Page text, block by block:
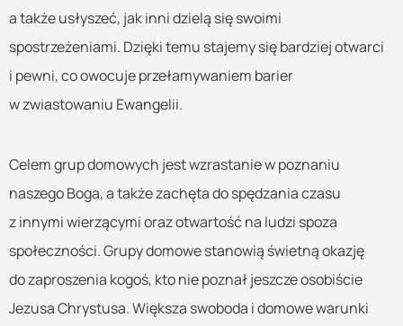
a także usłyszeć, jak inni dzielą się swoimi
spostrzeżeniami. Dzięki temu stajemy się bardziej otwarci
i pewni, co owocuje przełamywaniem barier
w zwiastowaniu Ewangelii.
Celem grup domowych jest wzrastanie w poznaniu
naszego Boga, a także zachęta do spędzania czasu
z innymi wierzącymi oraz otwartość na ludzi spoza
społeczności. Grupy domowe stanowią świetną okazję
do zaproszenia kogoś, kto nie poznał jeszcze osobiście
Jezusa Chrystusa. Większa swoboda i domowe warunki